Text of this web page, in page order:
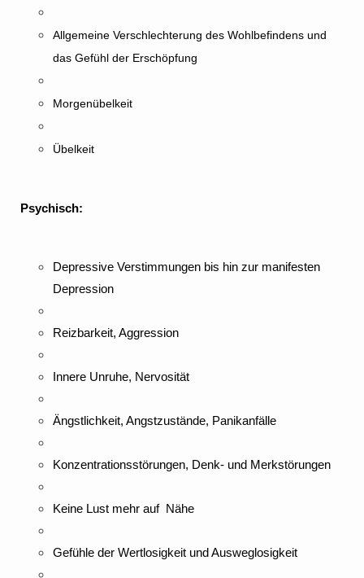
Allgemeine Verschlechterung des Wohlbefindens und
das Gefühl der Erschöpfung
Morgenübelkeit
Übelkeit
Psychisch:
Depressive Verstimmungen bis hin zur manifesten
Depression
Reizbarkeit, Aggression
Innere Unruhe, Nervosität
Ängstlichkeit, Angstzustände, Panikanfälle
Konzentrationsstörungen, Denk- und Merkstörungen
Keine Lust mehr auf Nähe
Gefühle der Wertlosigkeit und Ausweglosigkeit